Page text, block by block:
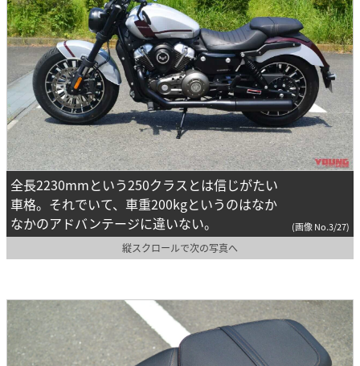
全長2230mmという250クラスとは信じがたい
車格。それでいて、車重200kgというのはなか
なかのアドバンテージに違いない。
(画像 No.3/27)
縦スクロールで次の写真へ